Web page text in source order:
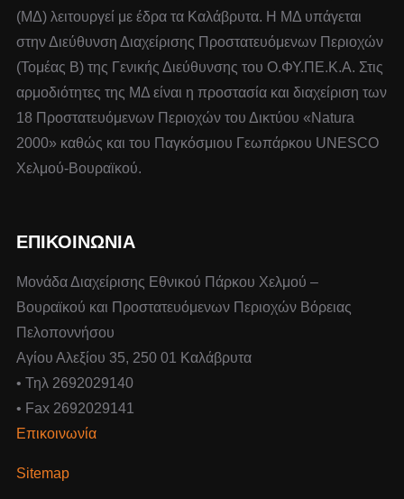
(ΜΔ) λειτουργεί με έδρα τα Καλάβρυτα. Η ΜΔ υπάγεται
στην Διεύθυνση Διαχείρισης Προστατευόμενων Περιοχών
(Τομέας Β) της Γενικής Διεύθυνσης του Ο.ΦΥ.ΠΕ.Κ.Α. Στις
αρμοδιότητες της ΜΔ είναι η προστασία και διαχείριση των
18 Προστατευόμενων Περιοχών του Δικτύου «Natura
2000» καθώς και του Παγκόσμιου Γεωπάρκου UNESCO
Χελμού-Βουραϊκού.
ΕΠΙΚΟΙΝΩΝΙΑ
Μονάδα Διαχείρισης Εθνικού Πάρκου Χελμού –
Βουραϊκού και Προστατευόμενων Περιοχών Βόρειας
Πελοποννήσου
Αγίου Αλεξίου 35, 250 01 Καλάβρυτα
• Τηλ 2692029140
• Fax 2692029141
Επικοινωνία
Sitemap